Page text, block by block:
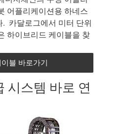
어플리케이션용 하네스
카달로그에서 미터 단위
하이브리드 케이블을 찾
블 바로가기
시스템 바로 연